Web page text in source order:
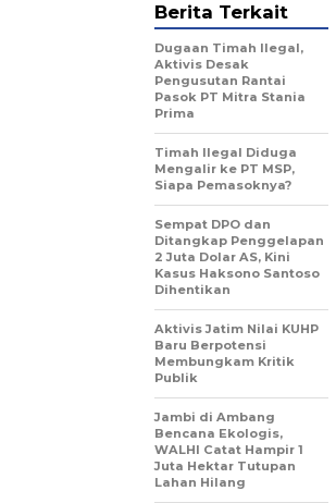
Berita Terkait
Dugaan Timah Ilegal,
Aktivis Desak
Pengusutan Rantai
Pasok PT Mitra Stania
Prima
Timah Ilegal Diduga
Mengalir ke PT MSP,
Siapa Pemasoknya?
Sempat DPO dan
Ditangkap Penggelapan
2 Juta Dolar AS, Kini
Kasus Haksono Santoso
Dihentikan
Aktivis Jatim Nilai KUHP
Baru Berpotensi
Membungkam Kritik
Publik
Jambi di Ambang
Bencana Ekologis,
WALHI Catat Hampir 1
Juta Hektar Tutupan
Lahan Hilang